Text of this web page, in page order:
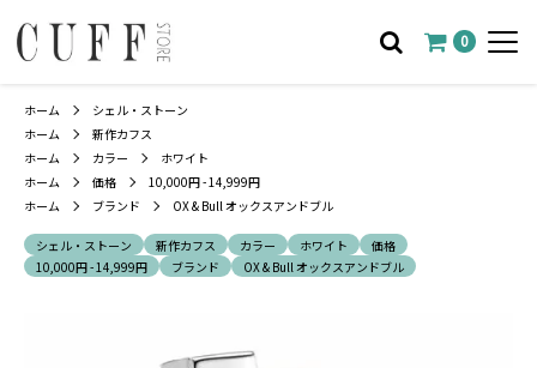
0
ホーム
シェル・ストーン
ホーム
新作カフス
ホーム
カラー
ホワイト
ホーム
価格
10,000円 - 14,999円
ホーム
ブランド OX & Bull オックスアンドブル
シェル・ストーン 新作カフス カラー ホワイト
価格
10,000円 - 14,999円
ブランド OX & Bull オックスアンドブル